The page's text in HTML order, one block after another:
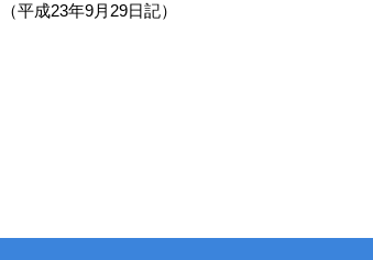
（平成23年9月29日記）